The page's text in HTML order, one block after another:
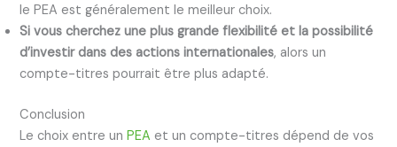
le PEA est généralement le meilleur choix.
Si vous cherchez une plus grande flexibilité et la possibilité
d’investir dans des actions internationales, alors un
compte-titres pourrait être plus adapté.
Conclusion
Le choix entre unPEA et un compte-titres dépend de vos